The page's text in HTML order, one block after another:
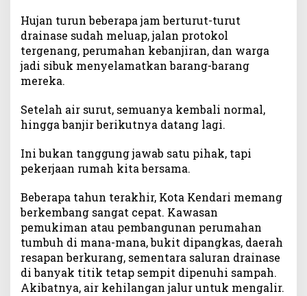
Hujan turun beberapa jam berturut-turut
drainase sudah meluap, jalan protokol
tergenang, perumahan kebanjiran, dan warga
jadi sibuk menyelamatkan barang-barang
mereka.
Setelah air surut, semuanya kembali normal,
hingga banjir berikutnya datang lagi.
Ini bukan tanggung jawab satu pihak, tapi
pekerjaan rumah kita bersama.
Beberapa tahun terakhir, Kota Kendari memang
berkembang sangat cepat. Kawasan
pemukiman atau pembangunan perumahan
tumbuh di mana-mana, bukit dipangkas, daerah
resapan berkurang, sementara saluran drainase
di banyak titik tetap sempit dipenuhi sampah.
Akibatnya, air kehilangan jalur untuk mengalir.